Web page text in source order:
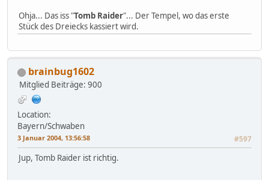
Ohja... Das iss "Tomb Raider"... Der Tempel, wo das erste
Stück des Dreiecks kassiert wird.
brainbug1602
Mitglied Beiträge: 900
Location:
Bayern/Schwaben
3 Januar 2004, 13:56:58 #597
Jup, Tomb Raider ist richtig.